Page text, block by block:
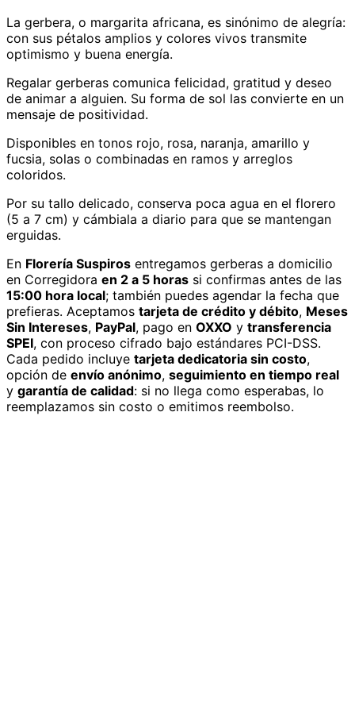
La gerbera, o margarita africana, es sinónimo de alegría:
con sus pétalos amplios y colores vivos transmite
optimismo y buena energía.
Regalar gerberas comunica felicidad, gratitud y deseo
de animar a alguien. Su forma de sol las convierte en un
mensaje de positividad.
Disponibles en tonos rojo, rosa, naranja, amarillo y
fucsia, solas o combinadas en ramos y arreglos
coloridos.
Por su tallo delicado, conserva poca agua en el florero
(5 a 7 cm) y cámbiala a diario para que se mantengan
erguidas.
En Florería Suspiros entregamos gerberas a domicilio
en Corregidora en 2 a 5 horas si confirmas antes de las
15:00 hora local; también puedes agendar la fecha que
prefieras. Aceptamos tarjeta de crédito y débito, Meses
Sin Intereses, PayPal, pago en OXXO y transferencia
SPEI, con proceso cifrado bajo estándares PCI-DSS.
Cada pedido incluye tarjeta dedicatoria sin costo,
opción de envío anónimo, seguimiento en tiempo real
y garantía de calidad: si no llega como esperabas, lo
reemplazamos sin costo o emitimos reembolso.